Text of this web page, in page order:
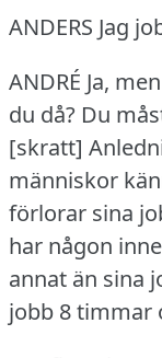
ANDERS Jag
ANDRÉ Ja,
du då? Du
[skratt]
människor
förlorar sina
har någon
annat än sina
jobb 8 timmar